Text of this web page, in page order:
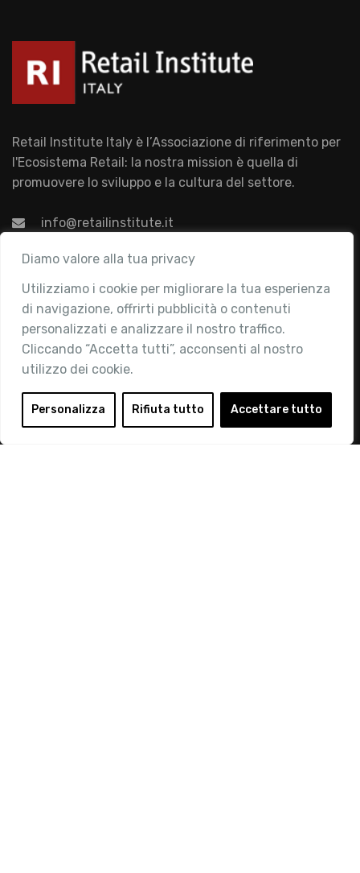
Diamo valore alla tua privacy
Utilizziamo i cookie per migliorare la tua esperienza
di navigazione, offrirti pubblicità o contenuti
personalizzati e analizzare il nostro traffico.
Cliccando “Accetta tutti”, acconsenti al nostro
utilizzo dei cookie.
Personalizza Rifiuta tutto Accettare tutto
Retail Institute Italy è l’Associazione di riferimento per
l'Ecosistema Retail: la nostra mission è quella di
promuovere lo sviluppo e la cultura del settore.
info@retailinstitute.it
Associazione
Chi siamo
Attività
Contatti
Area Riservata
Login
Diventa Socio